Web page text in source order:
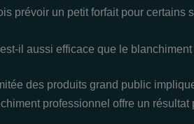
prévoir un petit forfait pour certains
il aussi efficace que le
des produits grand public
professionnel offre un